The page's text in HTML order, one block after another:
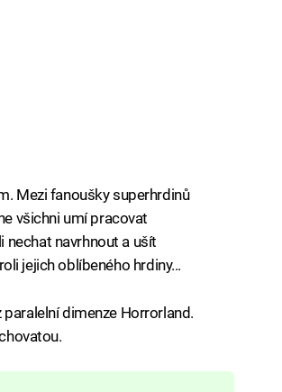
Mezi fanoušky superhrdinů
všichni umí pracovat
nechat navrhnout a ušít
jejich oblíbeného hrdiny...
dimenze Horrorland.